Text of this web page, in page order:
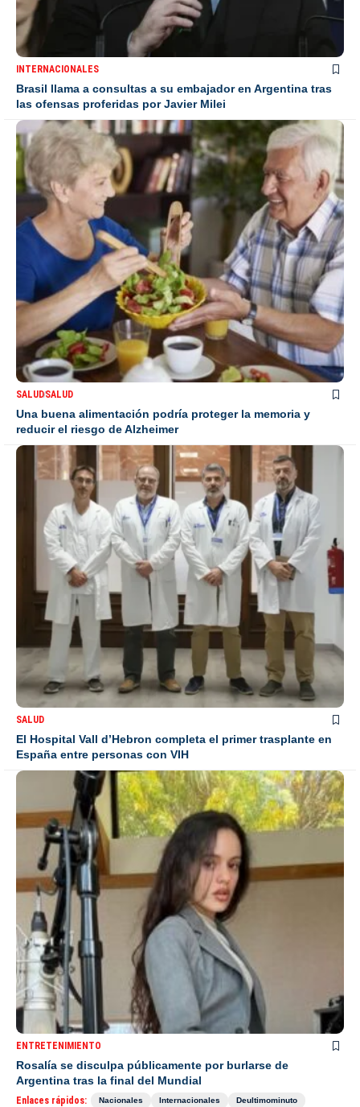
INTERNACIONALES
Brasil llama a consultas a su embajador en Argentina tras
las ofensas proferidas por Javier Milei
SALUDSALUD
Una buena alimentación podría proteger la memoria y
reducir el riesgo de Alzheimer
SALUD
El Hospital Vall d’Hebron completa el primer trasplante en
España entre personas con VIH
ENTRETENIMIENTO
Rosalía se disculpa públicamente por burlarse de
Argentina tras la final del Mundial
Enlaces rápidos: Nacionales Internacionales
Deultimominuto